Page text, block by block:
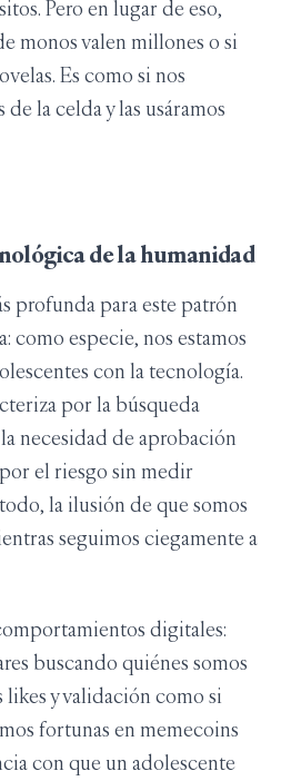
Pero en lugar de eso,
monos valen millones o si
Es como si nos
la celda y las usáramos
de la humanidad
profunda para este patrón
como especie, nos estamos
con la tecnología.
por la búsqueda
necesidad de aprobación
el riesgo sin medir
la ilusión de que somos
seguimos ciegamente a
digitales:
buscando quiénes somos
likes y validación como si
fortunas en memecoins
con que un adolescente